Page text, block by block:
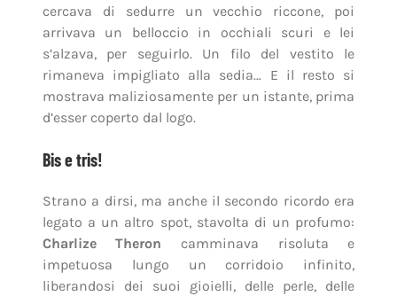
cercava di sedurre un vecchio riccone, poi
arrivava un belloccio in occhiali scuri e lei
s’alzava, per seguirlo. Un filo del vestito le
rimaneva impigliato alla sedia… E il resto si
mostrava maliziosamente per un istante, prima
d’esser coperto dal logo.
Bis e tris!
Strano a dirsi, ma anche il secondo ricordo era
legato a un altro spot, stavolta di un profumo:
Charlize Theron camminava risoluta e
impetuosa lungo un corridoio infinito,
liberandosi dei suoi gioielli, delle perle, delle